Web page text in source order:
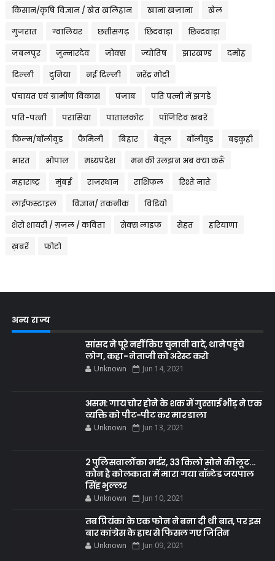
किसान/कृषि विज्ञान / खेत खलिहान खाना खज़ाना खेल
गुजरात ग्वालियर छत्तीसगढ़ छिंदवाड़ा छिन्दवाड़ा
जबलपुर जुन्नारदेव जोक्स ज्योतिष झारखण्ड दमोह
दिल्ली दुनिया नई दिल्ली नरेंद्र मोदी
पंचायत एवं ग्रामीण विकास पंजाब पति पत्नी में झगड़े
पति-पत्नी परासिया पातालकोट पॉजिटिव खबरें
फिल्म/बॉलीवुड फैमिली बिहार बेतूल बॉलीवुड बड़कुही
भारत भोपाल मध्यप्रदेश मन की उलझन अब क्या करूँ
महाराष्ट्र मुंबई राजस्थान राशिफल रिश्ते नाते
लाईफस्टाइल विज्ञान/ तकनीक विडियो
शेरो शायरी / ग़ज़ल / कविता सेक्स लाइफ सेहत हरियाणा
ख़बरें फ़ोटो
अन्य राज्य
सांसद ने पूरे नहीं किए चुनावी वादे, थाने पहुंचे
लोग, कहा- नेताजी को अरेस्ट करो
Unknown Jun 14, 2021
असम: गाय चोर होने के शक में गुस्साई भीड़ ने एक
व्यक्ति को पीट-पीट कर मार डाला
Unknown Jun 13, 2021
2 पुलिसवालों का मर्डर, 33 किलो सोने की लूट...
कौन है कोलकाता में मारा गया वॉन्टेड जयपाल
सिंह भुल्लर
Unknown Jun 10, 2021
तब प्रियंका के एक फोन ने बना दी थी बात, पर इस
बार कांग्रेस के हाथ से फिसल गए जितिन
Unknown Jun 09, 2021